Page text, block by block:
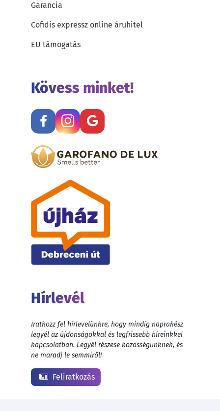
Garancia
Cofidis expressz online áruhitel
EU támogatás
Kövess minket!
Hírlevél
Iratkozz fel hírlevelünkre, hogy mindig naprakész
legyél az újdonságokkal és legfrissebb híreinkkel
kapcsolatban. Legyél részese közösségünknek, és
ne maradj le semmiről!
Feliratkozás